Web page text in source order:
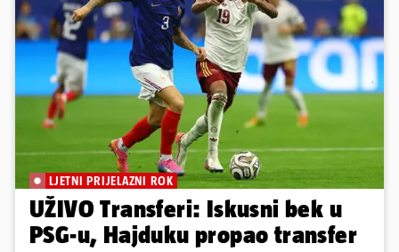
LJETNI PRIJELAZNI ROK
UŽIVO Transferi: Iskusni bek u
PSG-u, Hajduku propao transfer